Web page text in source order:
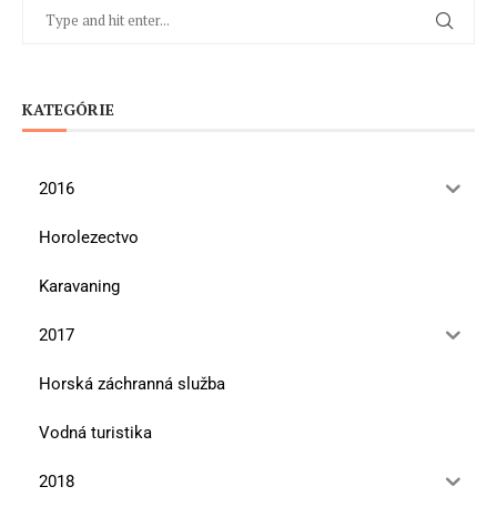
KATEGÓRIE
2016
Horolezectvo
Karavaning
2017
Horská záchranná služba
Vodná turistika
2018